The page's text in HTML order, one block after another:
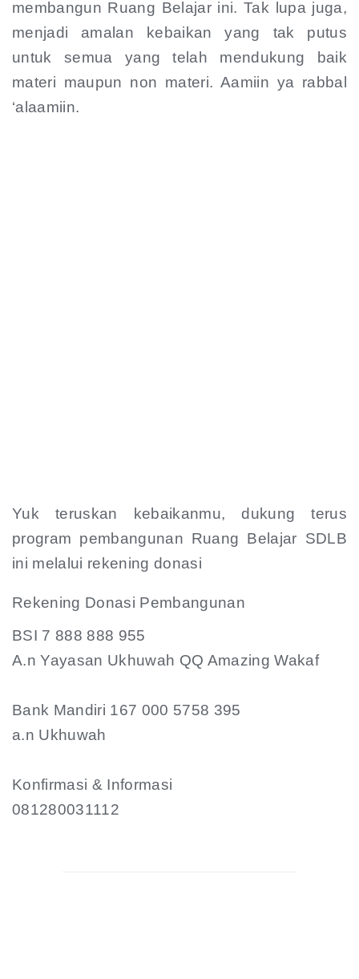
membangun Ruang Belajar ini. Tak lupa juga,
menjadi amalan kebaikan yang tak putus
untuk semua yang telah mendukung baik
materi maupun non materi. Aamiin ya rabbal
‘alaamiin.
Yuk teruskan kebaikanmu, dukung terus
program pembangunan Ruang Belajar SDLB
ini melalui rekening donasi
Rekening Donasi Pembangunan
BSI 7 888 888 955
A.n Yayasan Ukhuwah QQ Amazing Wakaf
Bank Mandiri 167 000 5758 395
a.n Ukhuwah
Konfirmasi & Informasi
081280031112